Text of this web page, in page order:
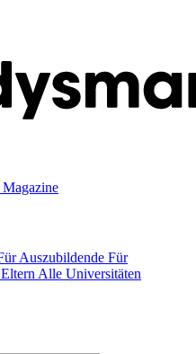
Magazine
Auszubildende Für
Alle Universitäten